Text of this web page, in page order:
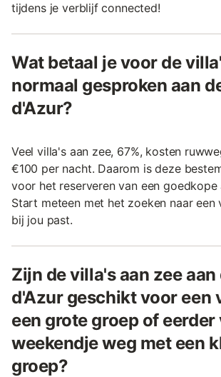
tijdens je verblijf connected!
Wat betaal je voor de
normaal gesproken aan
d'Azur?
Veel villa's aan zee, 67%, kosten
€100 per nacht. Daarom is deze
voor het reserveren van een
Start meteen met het zoeken naar een
bij jou past.
Zijn de villa's aan zee aan
d'Azur geschikt voor een
een grote groep of eerder
weekendje weg met een
groep?